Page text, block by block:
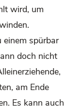
wird, um
einem spürbar
doch nicht
am Ende
Es kann auch